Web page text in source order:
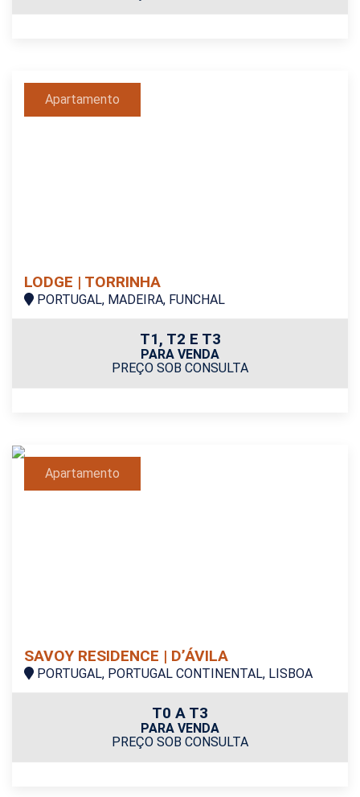
Apartamento
LODGE | TORRINHA
PORTUGAL, MADEIRA, FUNCHAL
T1, T2 E T3
PARA VENDA
PREÇO SOB CONSULTA
Apartamento
SAVOY RESIDENCE | D’ÁVILA
PORTUGAL, PORTUGAL CONTINENTAL, LISBOA
T0 A T3
PARA VENDA
PREÇO SOB CONSULTA